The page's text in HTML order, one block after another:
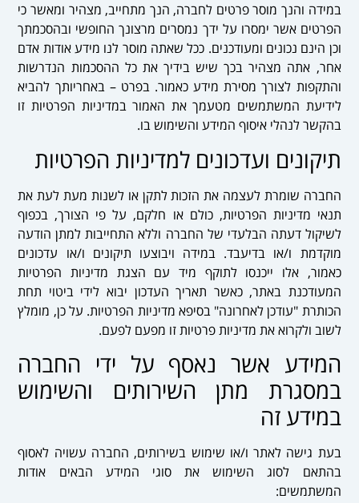
במידה והנך מוסר פרטים לחברה, הנך מתחייב, מצהיר ומאשר כי
הפרטים אשר ימסרו על ידך נמסרים מרצונך החופשי ובהסכמתך
וכן הינם נכונים ומעודכנים. ככל שאתה מוסר לנו מידע אודות אדם
אחר, אתה מצהיר בכך שיש בידיך את כל ההסכמות הנדרשות
והתקפות לצורך מסירת מידע כאמור. בפרט – באחריותך להביא
לידיעת המשתמשים מטעמך את האמור במדיניות הפרטיות זו
בהקשר לנהלי איסוף המידע והשימוש בו.
תיקונים ועדכונים למדיניות הפרטיות
החברה שומרת לעצמה את הזכות לתקן או לשנות מעת לעת את
תנאי מדיניות הפרטיות, כולם או חלקם, על פי הצורך, בכפוף
לשיקול דעתה הבלעדי של החברה וללא התחייבות למתן הודעה
מוקדמת ו/או בדיעבד. במידה ויבוצעו תיקונים ו/או עדכונים
כאמור, אלו ייכנסו לתוקף מיד עם הצגת מדיניות הפרטיות
המעודכנת באתר, כאשר תאריך העדכון יבוא לידי ביטוי תחת
הכותרת "עודכן לאחרונה" בסיפא מדיניות הפרטיות. על כן, מומלץ
לשוב ולקרוא את מדיניות פרטיות זו מפעם לפעם.
המידע אשר נאסף על ידי החברה
במסגרת מתן השירותים והשימוש
במידע זה
בעת גישה לאתר ו/או שימוש בשירותים, החברה עשויה לאסוף
בהתאם לסוג השימוש את סוגי המידע הבאים אודות
המשתמשים: